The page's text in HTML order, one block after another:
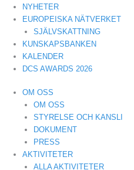
NYHETER
EUROPEISKA NÄTVERKET
SJÄLVSKATTNING
KUNSKAPSBANKEN
KALENDER
DCS AWARDS 2026
OM OSS
OM OSS
STYRELSE OCH KANSLI
DOKUMENT
PRESS
AKTIVITETER
ALLA AKTIVITETER